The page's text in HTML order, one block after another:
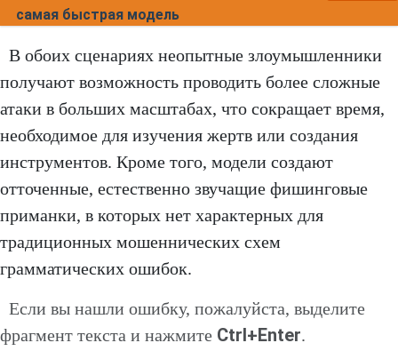
самая быстрая модель
В обоих сценариях неопытные злоумышленники
получают возможность проводить более сложные
атаки в больших масштабах, что сокращает время,
необходимое для изучения жертв или создания
инструментов. Кроме того, модели создают
отточенные, естественно звучащие фишинговые
приманки, в которых нет характерных для
традиционных мошеннических схем
грамматических ошибок.
Если вы нашли ошибку, пожалуйста, выделите
фрагмент текста и нажмите Ctrl+Enter.